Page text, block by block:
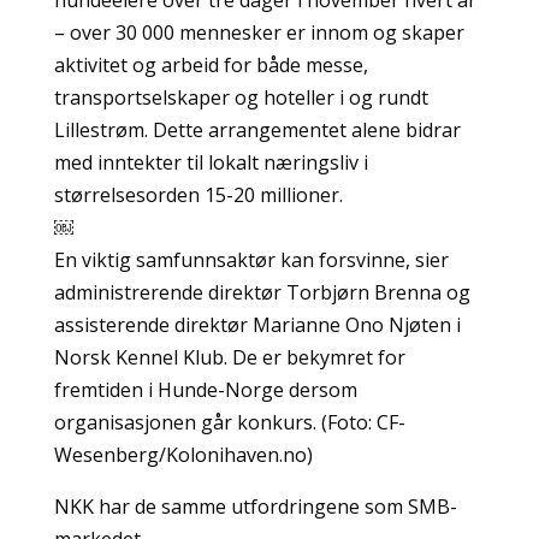
– over 30 000 mennesker er innom og skaper
aktivitet og arbeid for både messe,
transportselskaper og hoteller i og rundt
Lillestrøm. Dette arrangementet alene bidrar
med inntekter til lokalt næringsliv i
størrelsesorden 15-20 millioner.
￼
En viktig samfunnsaktør kan forsvinne, sier
administrerende direktør Torbjørn Brenna og
assisterende direktør Marianne Ono Njøten i
Norsk Kennel Klub. De er bekymret for
fremtiden i Hunde-Norge dersom
organisasjonen går konkurs. (Foto: CF-
Wesenberg/Kolonihaven.no)
NKK har de samme utfordringene som SMB-